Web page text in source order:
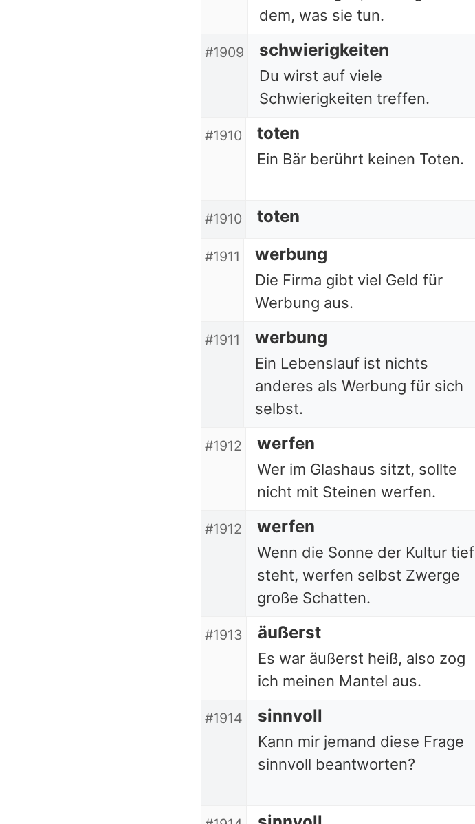
dem, was sie tun.
#1909 schwierigkeiten
Du wirst auf viele
Schwierigkeiten treffen.
#1910 toten
Ein Bär berührt keinen Toten.
#1910 toten
#1911 werbung
Die Firma gibt viel Geld für
Werbung aus.
#1911 werbung
Ein Lebenslauf ist nichts
anderes als Werbung für sich
selbst.
#1912 werfen
Wer im Glashaus sitzt, sollte
nicht mit Steinen werfen.
#1912 werfen
Wenn die Sonne der Kultur tief
steht, werfen selbst Zwerge
große Schatten.
#1913 äußerst
Es war äußerst heiß, also zog
ich meinen Mantel aus.
#1914 sinnvoll
Kann mir jemand diese Frage
sinnvoll beantworten?